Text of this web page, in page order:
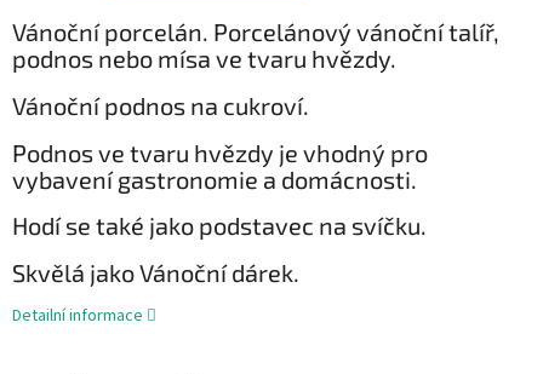
Vánoční porcelán. Porcelánový vánoční talíř,
podnos nebo mísa ve tvaru hvězdy.
Vánoční podnos na cukroví.
Podnos ve tvaru hvězdy je vhodný pro
vybavení gastronomie a domácnosti.
Hodí se také jako podstavec na svíčku.
Skvělá jako Vánoční dárek.
Detailní informace